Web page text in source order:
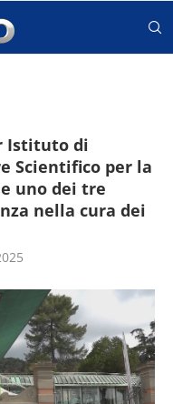
Istituto di
Scientifico per la
uno dei tre
nella cura dei